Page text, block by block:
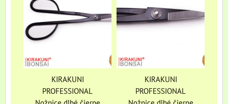
KIRAKUNI
PROFESSIONAL
KIRAKUNI
PROFESSIONAL